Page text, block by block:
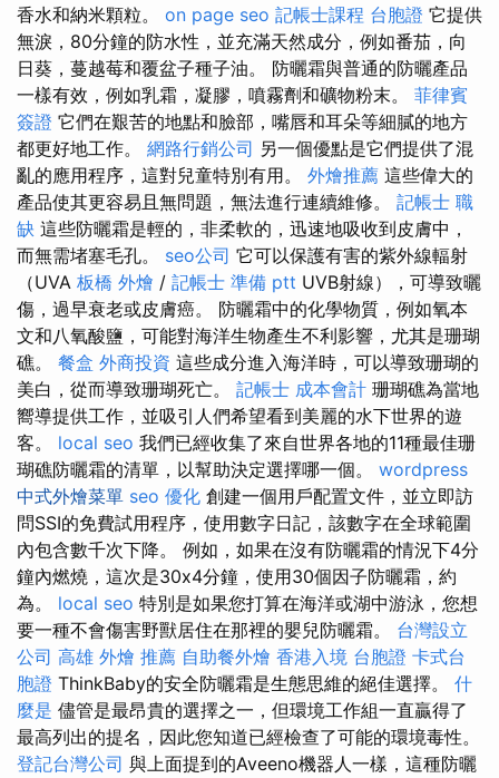
香水和納米顆粒。 on page seo 記帳士課程 台胞證 它提供
無淚，80分鐘的防水性，並充滿天然成分，例如番茄，向
日葵，蔓越莓和覆盆子種子油。 防曬霜與普通的防曬產品
一樣有效，例如乳霜，凝膠，噴霧劑和礦物粉末。 菲律賓
簽證 它們在艱苦的地點和臉部，嘴唇和耳朵等細膩的地方
都更好地工作。 網路行銷公司 另一個優點是它們提供了混
亂的應用程序，這對兒童特別有用。 外燴推薦 這些偉大的
產品使其更容易且無問題，無法進行連續維修。 記帳士 職
缺 這些防曬霜是輕的，非柔軟的，迅速地吸收到皮膚中，
而無需堵塞毛孔。 seo公司 它可以保護有害的紫外線輻射
（UVA 板橋 外燴 / 記帳士 準備 ptt UVB射線），可導致曬
傷，過早衰老或皮膚癌。 防曬霜中的化學物質，例如氧本
文和八氧酸鹽，可能對海洋生物產生不利影響，尤其是珊瑚
礁。 餐盒 外商投資 這些成分進入海洋時，可以導致珊瑚的
美白，從而導致珊瑚死亡。 記帳士 成本會計 珊瑚礁為當地
嚮導提供工作，並吸引人們希望看到美麗的水下世界的遊
客。 local seo 我們已經收集了來自世界各地的11種最佳珊
瑚礁防曬霜的清單，以幫助決定選擇哪一個。 wordpress
中式外燴菜單 seo 優化 創建一個用戶配置文件，並立即訪
問SSI的免費試用程序，使用數字日記，該數字在全球範圍
內包含數千次下降。 例如，如果在沒有防曬霜的情況下4分
鐘內燃燒，這次是30x4分鐘，使用30個因子防曬霜，約
為。 local seo 特別是如果您打算在海洋或湖中游泳，您想
要一種不會傷害野獸居住在那裡的嬰兒防曬霜。 台灣設立
公司 高雄 外燴 推薦 自助餐外燴 香港入境 台胞證 卡式台
胞證 ThinkBaby的安全防曬霜是生態思維的絕佳選擇。 什
麼是 儘管是最昂貴的選擇之一，但環境工作組一直贏得了
最高列出的提名，因此您知道已經檢查了可能的環境毒性。
登記台灣公司 與上面提到的Aveeno機器人一樣，這種防曬